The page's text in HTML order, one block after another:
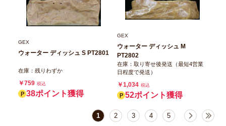
GEX
ウォーター ディッシュ S PT2801
在庫：残りわずか
￥759 税込
38ポイント獲得
GEX
ウォーター ディッシュ M
PT2802
在庫：取り寄せ後発送（最短4営業
日程度で発送）
￥1,034 税込
52ポイント獲得
1 2 3 4 5